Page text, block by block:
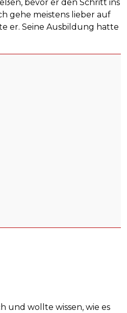
bevor er den Schritt ins
gehe meistens lieber auf
er. Seine Ausbildung hatte
und wollte wissen, wie es